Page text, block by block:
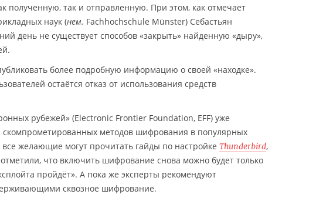
полученную, так и отправленную. При этом, как отмечает
наук (нем. Fachhochschule Münster) Себастьян
день не существует способов «закрыть» найденную «дыру»,
более подробную информацию о своей «находке».
остаётся отказ от использования средств
рубежей» (Electronic Frontier Foundation, EFF) уже
методов шифрования в популярных
желающие могут прочитать гайды по настройке Thunderbird,
что включить шифрование снова можно будет только
пройдёт». А пока же эксперты рекомендуют
сквозное шифрование.